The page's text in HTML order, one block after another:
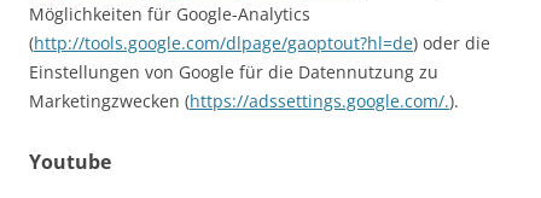
Möglichkeiten für Google-Analytics
(http://tools.google.com/dlpage/gaoptout?hl=de) oder die
Einstellungen von Google für die Datennutzung zu
Marketingzwecken (https://adssettings.google.com/.).
Youtube